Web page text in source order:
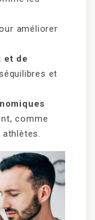
améliorer
et de
et
comme